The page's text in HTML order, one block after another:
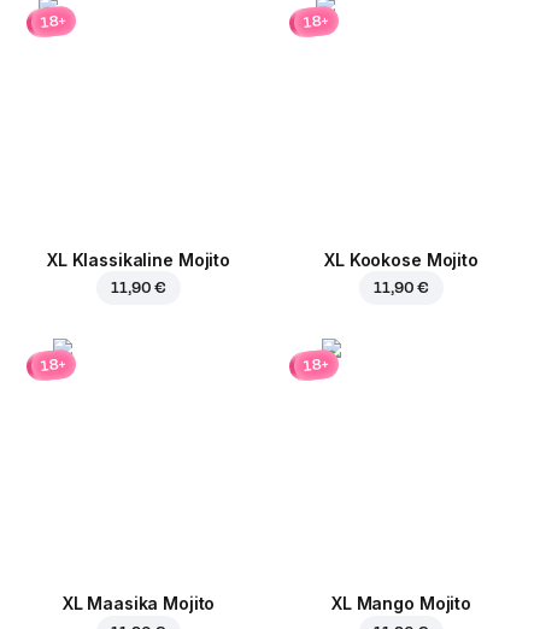
18+
XL Klassikaline Mojito
11,90 €
18+
XL Kookose Mojito
11,90 €
18+
XL Maasika Mojito
18+
XL Mango Mojito